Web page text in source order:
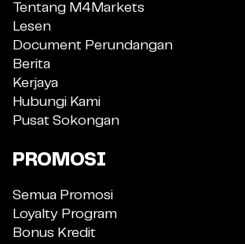
Tentang M4Markets
Lesen
Document Perundangan
Berita
Kerjaya
Hubungi Kami
Pusat Sokongan
PROMOSI
Semua Promosi
Loyalty Program
Bonus Kredit